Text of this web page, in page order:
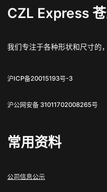
CZL Express
我们专注于各种形状和尺寸的
沪ICP备20015193号-3
沪公网安备 31011702008265号
常用资料
公司信息公示